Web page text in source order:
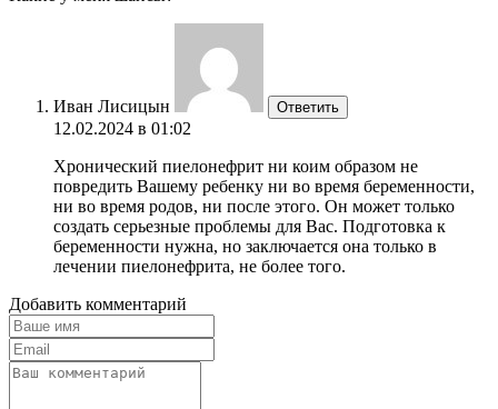
Иван Лисицын Ответить
12.02.2024 в 01:02
Хронический пиелонефрит ни коим образом не
повредить Вашему ребенку ни во время беременности,
ни во время родов, ни после этого. Он может только
создать серьезные проблемы для Вас. Подготовка к
беременности нужна, но заключается она только в
лечении пиелонефрита, не более того.
Добавить комментарий